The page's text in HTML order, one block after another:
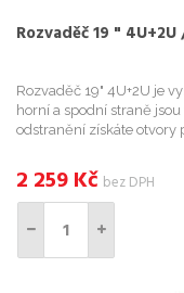
Rozvaděč 19 "
Rozvaděč 19" 4U+2U je
horní a spodní straně
odstranění získáte otvory
2 259Kč bez DPH